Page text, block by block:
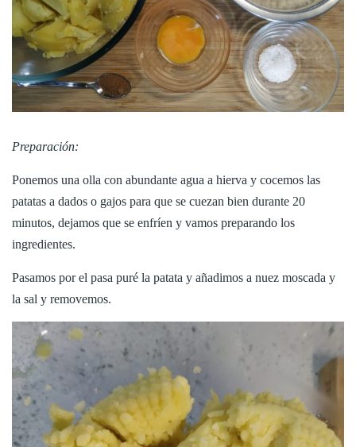
Preparación:
Ponemos una olla con abundante agua a hierva y cocemos las
patatas a dados o gajos para que se cuezan bien durante 20
minutos, dejamos que se enfríen y vamos preparando los
ingredientes.
Pasamos por el pasa puré la patata y añadimos a nuez moscada y
la sal y removemos.